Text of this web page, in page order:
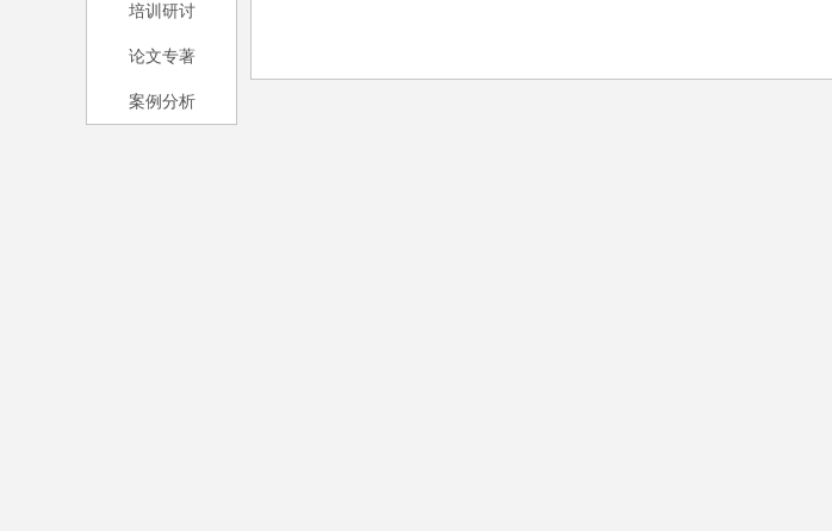
培训研讨
论文专著
案例分析